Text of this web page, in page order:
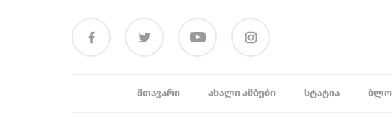
ᲛᲗᲐᲕᲐᲠᲘ ᲐᲮᲐᲚᲘ ᲐᲛᲑᲔᲑᲘ ᲡᲢᲐᲢᲘᲐ